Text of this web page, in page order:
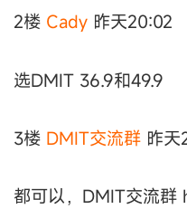
2楼 Cady 昨天20:02
选DMIT 36.9和49.9
3楼 DMIT交流群 昨
都可以，DMIT交流